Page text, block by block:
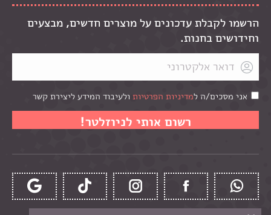
הרשמו לקבלת עדכונים על מוצרים חדשים, מבצעים
וחידושים בחנות.
אני מסכים/ה למדיניות הפרטיות ולעיבוד המידע ליצירת קשר